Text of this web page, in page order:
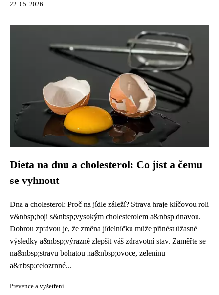
22. 05. 2026
Dieta na dnu a cholesterol: Co jíst a čemu
se vyhnout
Dna a cholesterol: Proč na jídle záleží? Strava hraje klíčovou roli
v&nbsp;boji s&nbsp;vysokým cholesterolem a&nbsp;dnavou.
Dobrou zprávou je, že změna jídelníčku může přinést úžasné
výsledky a&nbsp;výrazně zlepšit váš zdravotní stav. Zaměřte se
na&nbsp;stravu bohatou na&nbsp;ovoce, zeleninu
a&nbsp;celozrnné...
Prevence a vyšetření